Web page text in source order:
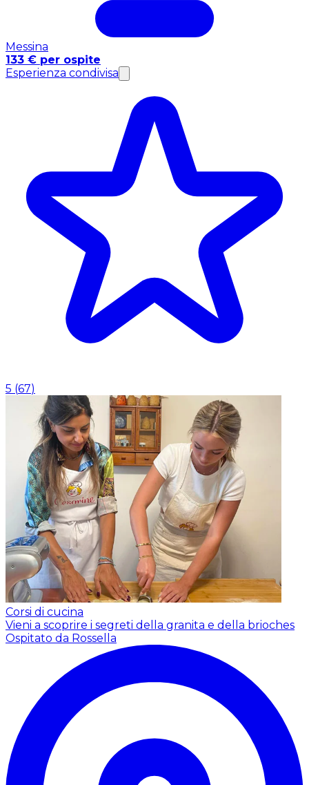
Messina
133 € per ospite
Esperienza condivisa
5 (67)
Corsi di cucina
Vieni a scoprire i segreti della granita e della brioches
Ospitato da Rossella